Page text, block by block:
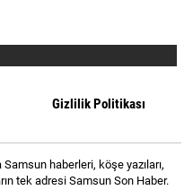
Gizlilik Politikası
haberleri, köşe yazıları,
tek adresi Samsun Son Haber.